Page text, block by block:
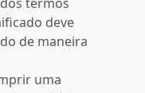
deve
de maneira
uma